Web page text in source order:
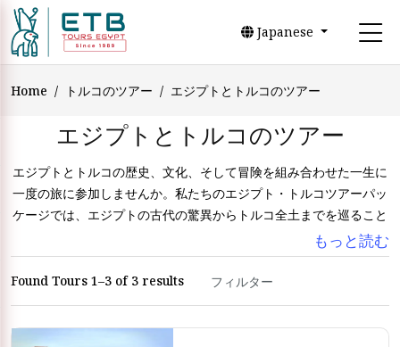
Japanese
Home トルコのツアー エジプトとトルコのツアー
エジプトとトルコのツアー
エジプトとトルコの歴史、文化、そして冒険を組み合わせた一生に
一度の旅に参加しませんか。私たちのエジプト・トルコツアーパッ
ケージでは、エジプトの古代の驚異からトルコ全土までを巡ること
ができます。エジプトのピラミッドや神殿が好きな方も、トルコの
都市や風景を楽しみたい方も、私たちのツアーにはすべてが揃って
います。
に合わせてカスタマイズされています。カイロの街並みからイスタ
もっと読む
Found Tours 1–3 of 3 results